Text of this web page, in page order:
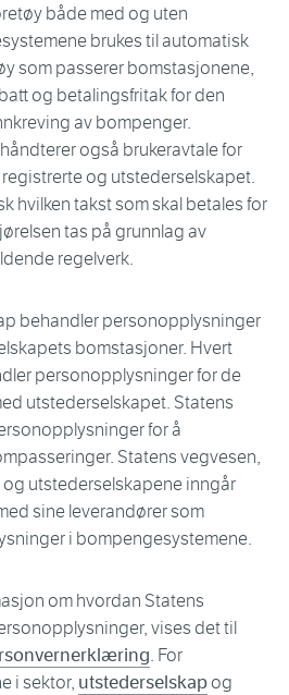
både med og uten
brukes til automatisk
som passerer bomstasjonene,
og betalingsfritak for den
av bompenger.
også brukeravtale for
og utstederselskapet.
hvilken takst som skal betales for
tas på grunnlag av
regelverk.
behandler personopplysninger
bomstasjoner. Hvert
personopplysninger for de
utstederselskapet. Statens
for å
Statens vegvesen,
utstederselskapene inngår
sine leverandører som
i bompengesystemene.
om hvordan Statens
vises det til
. For
i sektor, utstederselskapog